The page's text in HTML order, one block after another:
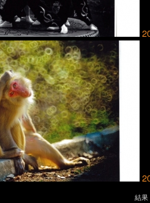
結果